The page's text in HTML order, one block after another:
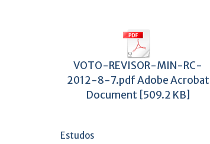
VOTO-REVISOR-MIN-RC-
2012-8-7.pdf Adobe Acrobat
Document [509.2 KB]
Estudos